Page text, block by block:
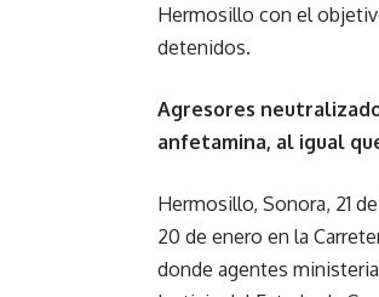
Hermosillo con el
detenidos.
Agresores
anfetamina, al igual
Hermosillo, Sonora, 21
20 de enero en la
donde agentes